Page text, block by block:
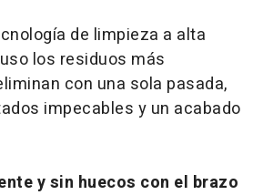
de limpieza a alta
los residuos más
con una sola pasada,
impecables y un acabado
y sin huecos con el brazo